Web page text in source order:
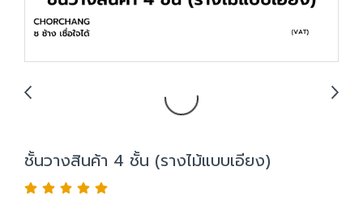
ชั้นวางสินค้า 4 ชั้น (รางไม้แบบเอียง)